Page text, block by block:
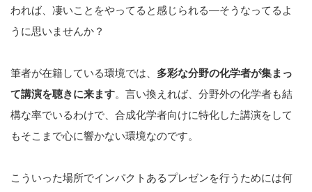
われば、凄いことをやってると感じられる―そうなってるよ
うに思いませんか？
筆者が在籍している環境では、 多彩な分野の化学者が集まっ
て講演を聴きに来ます。言い換えれば、分野外の化学者も結
構な率でいるわけで、合成化学者向けに特化した講演をして
もそこまで心に響かない環境なのです。
こういった場所でインパクトあるプレゼンを行うためには何